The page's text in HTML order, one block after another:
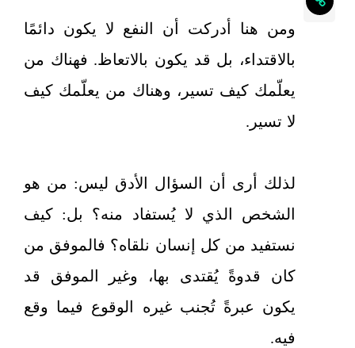
ومن هنا أدركت أن النفع لا يكون دائمًا
بالاقتداء، بل قد يكون بالاتعاظ. فهناك من
يعلّمك كيف تسير، وهناك من يعلّمك كيف
لا تسير.
لذلك أرى أن السؤال الأدق ليس: من هو
الشخص الذي لا يُستفاد منه؟ بل: كيف
نستفيد من كل إنسان نلقاه؟ فالموفق من
كان قدوةً يُقتدى بها، وغير الموفق قد
يكون عبرةً تُجنب غيره الوقوع فيما وقع
فيه.